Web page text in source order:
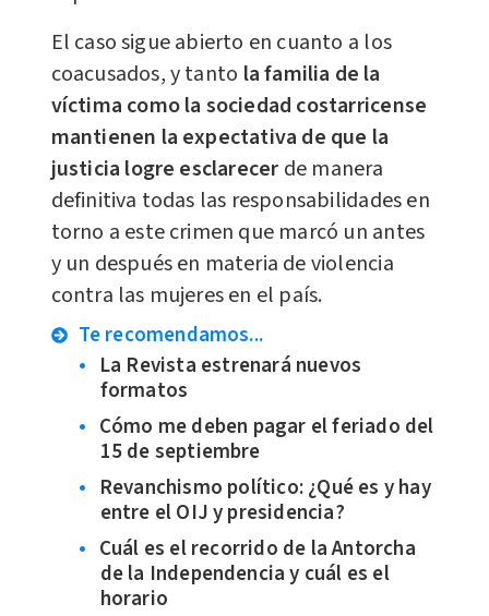
El caso sigue abierto en cuanto a los
coacusados, y tanto la familia de la
víctima como la sociedad costarricense
mantienen la expectativa de que la
justicia logre esclarecer de manera
definitiva todas las responsabilidades en
torno a este crimen que marcó un antes
y un después en materia de violencia
contra las mujeres en el país.
Te recomendamos...
La Revista estrenará nuevos
formatos
Cómo me deben pagar el feriado del
15 de septiembre
Revanchismo político: ¿Qué es y hay
entre el OIJ y presidencia?
Cuál es el recorrido de la Antorcha
de la Independencia y cuál es el
horario